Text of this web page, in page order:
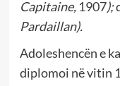
Capitaine, 1907);
Pardaillan).
Adoleshencën e
diplomoi në vitin